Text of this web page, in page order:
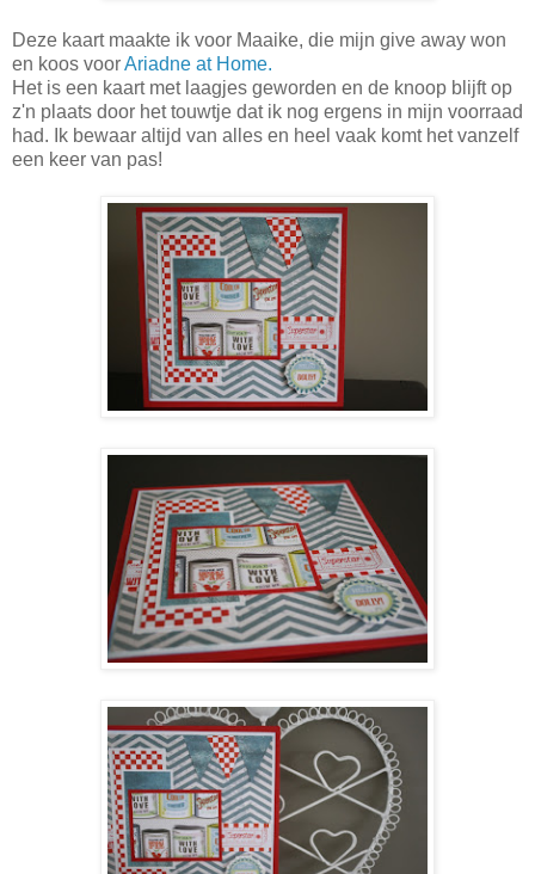
Deze kaart maakte ik voor Maaike, die mijn give away won
en koos voorAriadne at Home.
Het is een kaart met laagjes geworden en de knoop blijft op
z'n plaats door het touwtje dat ik nog ergens in mijn voorraad
had. Ik bewaar altijd van alles en heel vaak komt het vanzelf
een keer van pas!